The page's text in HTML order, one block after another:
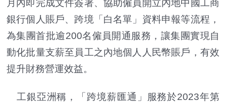
月內即完成文件簽署、協助僱員開立內地中國工商
銀行個人賬戶、跨境「白名單」資料申報等流程，
為集團首批逾200名僱員開通服務，讓集團實現自
動化批量支薪至員工之內地個人人民幣賬戶，有效
提升財務營運效益。
工銀亞洲稱，「跨境薪匯通」服務於2023年第